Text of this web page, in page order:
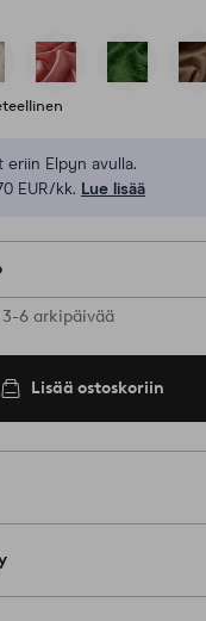
eriin Elpyn avulla.
EUR/kk. Lue lisää
kaikkia kokoja
6 arkipäivää
Lisää ostoskoriin